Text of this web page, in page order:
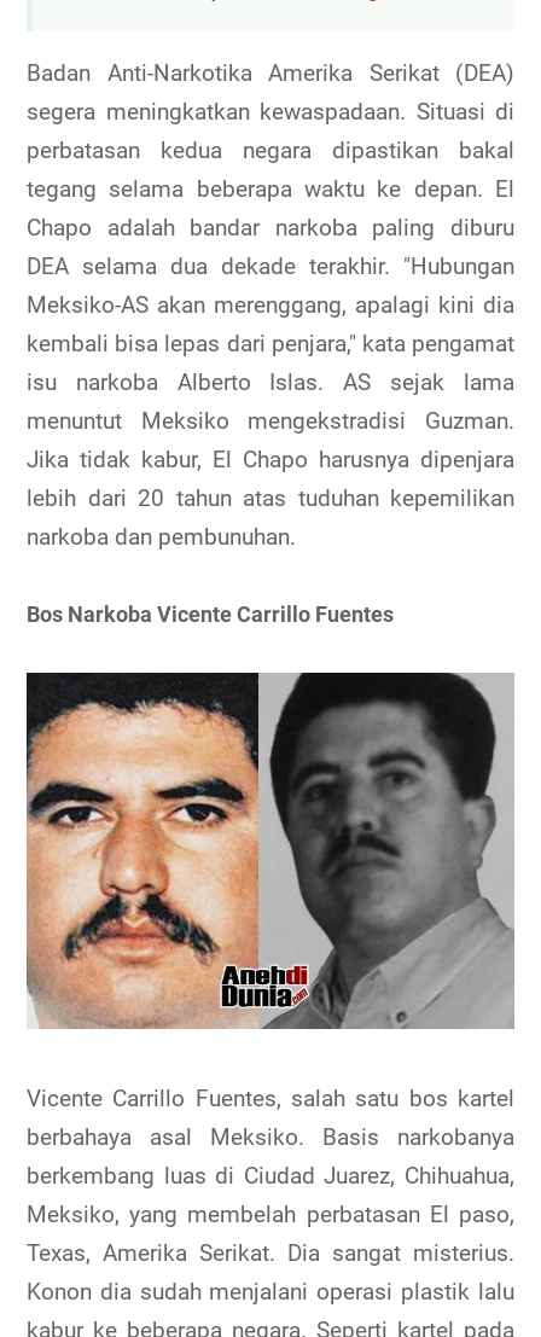
Badan Anti-Narkotika Amerika Serikat (DEA)
segera meningkatkan kewaspadaan. Situasi di
perbatasan kedua negara dipastikan bakal
tegang selama beberapa waktu ke depan. El
Chapo adalah bandar narkoba paling diburu
DEA selama dua dekade terakhir. "Hubungan
Meksiko-AS akan merenggang, apalagi kini dia
kembali bisa lepas dari penjara," kata pengamat
isu narkoba Alberto Islas. AS sejak lama
menuntut Meksiko mengekstradisi Guzman.
Jika tidak kabur, El Chapo harusnya dipenjara
lebih dari 20 tahun atas tuduhan kepemilikan
narkoba dan pembunuhan.
Bos Narkoba Vicente Carrillo Fuentes
Vicente Carrillo Fuentes, salah satu bos kartel
berbahaya asal Meksiko. Basis narkobanya
berkembang luas di Ciudad Juarez, Chihuahua,
Meksiko, yang membelah perbatasan El paso,
Texas, Amerika Serikat. Dia sangat misterius.
Konon dia sudah menjalani operasi plastik lalu
kabur ke beberapa negara. Seperti kartel pada